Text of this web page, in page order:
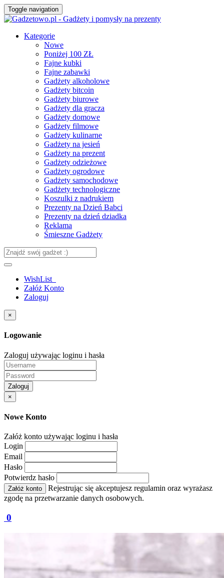
Toggle navigation
Kategorie
Nowe
Poniżej 100 ZŁ
Fajne kubki
Fajne zabawki
Gadżety alkoholowe
Gadżety bitcoin
Gadżety biurowe
Gadżety dla gracza
Gadżety domowe
Gadżety filmowe
Gadżety kulinarne
Gadżety na jesień
Gadżety na prezent
Gadżety odzieżowe
Gadżety ogrodowe
Gadżety samochodowe
Gadżety technologiczne
Koszulki z nadrukiem
Prezenty na Dzień Babci
Prezenty na dzień dziadka
Reklama
Śmieszne Gadżety
WishList
Załóż Konto
Zaloguj
×
Logowanie
Zaloguj używając loginu i hasła
Zaloguj
×
Nowe Konto
Załóż konto używając loginu i hasła
Login
Email
Hasło
Potwierdz hasło
Załóż konto
Rejestrując się akceptujesz regulamin oraz wyrażasz
zgodę na przetwarzanie danych osobowych.
0